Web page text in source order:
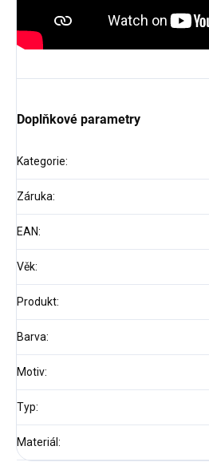
Doplňkové parametry
Kategorie:
Záruka:
EAN:
Věk:
Produkt:
Barva:
Motiv:
Typ:
Materiál: